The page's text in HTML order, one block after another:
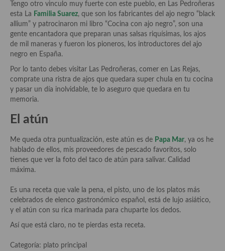
Aderezos, salsas, vinagretas, especias, hierbas aromáticas o
aditivos
Especias, mezclas de especias
Aceites
Mojos y pastas
Sales y polvos
Salsas y mojos
Adobos
Bebidas
Bocadillos, hamburguesas, sándwich, emparedados, tostas y
Tengo otro vinculo muy fuerte con este pueblo, en Las Pedroñeras
esta La Familia Suarez, que son los fabricantes del ajo negro “black
allium” y patrocinaron mi libro “Cocina con ajo negro”, son una
gente encantadora que preparan unas salsas riquísimas, los ajos
de mil maneras y fueron los pioneros, los introductores del ajo
negro en España.
Por lo tanto debes visitar Las Pedroñeras, comer en Las Rejas,
comprate una ristra de ajos que quedara super chula en tu cocina
y pasar un día inolvidable, te lo aseguro que quedara en tu
memoria.
El atún
Me queda otra puntualización, este atún es de Papa Mar, ya os he
hablado de ellos, mis proveedores de pescado favoritos, solo
tienes que ver la foto del taco de atún para salivar. Calidad
máxima.
Es una receta que vale la pena, el pisto, uno de los platos más
celebrados de elenco gastronómico español, está de lujo asiático,
y el atún con su rica marinada para chuparte los dedos.
Así que está claro, no te pierdas esta receta.
Categoría: plato principal